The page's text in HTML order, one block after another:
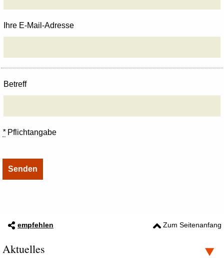
Ihre E-Mail-Adresse
Betreff
*Pflichtangabe
empfehlen Zum Seitenanfang
Aktuelles